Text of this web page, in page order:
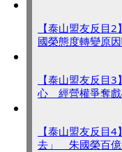
【泰山盟友反目
國榮態度轉變原
【泰山盟友反目
心 經營權爭奪戲
【泰山盟友反目
去」 朱國榮百億